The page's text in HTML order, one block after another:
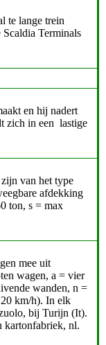
te lange trein
Terminals
en hij nadert
zich in een lastige
van het type
afdekking
ton, s = max
mee uit
wagen, a = vier
wanden, n =
km/h). In elk
bij Turijn (It).
kartonfabriek, nl.